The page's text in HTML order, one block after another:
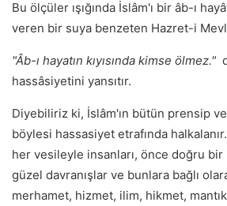
Bu ölçüler ışığında İslâm'ı bir âb-ı
veren bir suya benzeten Hazret-i
"Âb-ı hayatın kıyısında kimse ölmez."
hassâsiyetini yansıtır.
Diyebiliriz ki, İslâm'ın bütün prensip
böylesi hassasiyet etrafında
her vesileyle insanları, önce doğru bir
güzel davranışlar ve bunlara bağlı
merhamet, hizmet, ilim, hikmet,